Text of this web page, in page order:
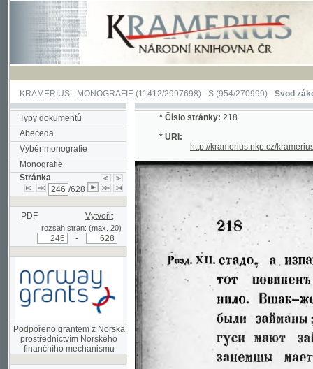
KRAMERIUS-MONOGRAFIE(11412/2997698) -S (954/270999)-Svod zákonův
Typy dokumentů
Abeceda
Výběr monografie
Monografie
Stránka
/628
PDF Vytvořit
rozsah stran: (max. 20)
Podpořeno grantem z Norska
prostřednictvím Norského
hledat na aktuální
stránce
http://kramerius.nkp.cz/kramerius/